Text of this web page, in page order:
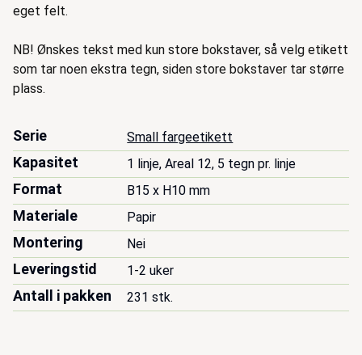
eget felt.
NB! Ønskes tekst med kun store bokstaver, så velg etikett
som tar noen ekstra tegn, siden store bokstaver tar større
plass.
Serie Small fargeetikett
Kapasitet 1 linje, Areal 12, 5 tegn pr. linje
Format B15 x H10 mm
Materiale Papir
Montering Nei
Leveringstid 1-2 uker
Antall i pakken 231 stk.